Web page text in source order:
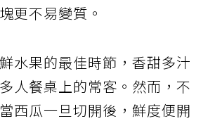
更不易變質。
水果的最佳時節，香甜多汁
人餐桌上的常客。然而，不
西瓜一旦切開後，鮮度便開